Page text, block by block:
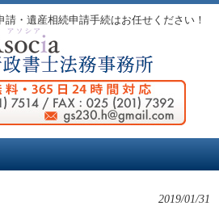
・遺産相続申請手続はお任せください！
2019/01/31